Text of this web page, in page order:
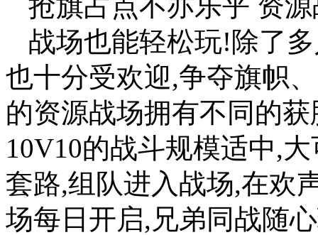
战场也能轻松玩!除了
也十分受欢迎,争夺旗帜
的资源战场拥有不同的
10V10的战斗规模适中,
套路,组队进入战场,在欢
场每日开启,兄弟同战随